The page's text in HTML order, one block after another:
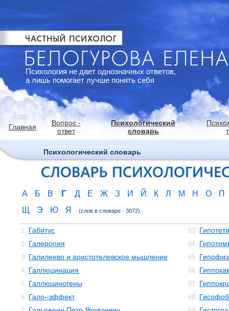
Психология не дает однозначных ответов,
а лишь помогает лучше понять себя
Главная
Вопрос -
ответ
Психологический
словарь
Психологический словарь
А Б В Г Д Е Ж З И Й К Л М Н О
П
Щ
Э Ю Я (слов в словаре - 3072)
1. Габитус
2. Галеропия
3. Галилеево и аристотелевское мышление
4. Галлюцинация
5. Галлюциногены
6. Гало–эффект
63.
64.
65. Гипофиз
66.
67.
68.